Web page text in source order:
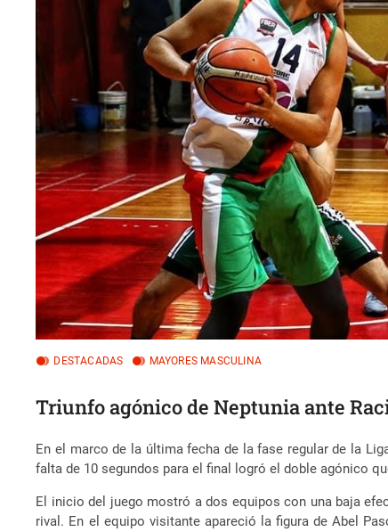
DESTACADAS MAYORES MASCULINA
Triunfo agónico de Neptunia ante
En el marco de la última fecha de la fase regular de la
falta de 10 segundos para el final logró el doble agónico
El inicio del juego mostró a dos equipos con una baja
rival. En el equipo visitante apareció la figura de Abel